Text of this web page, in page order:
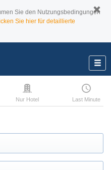
Sie den Nutzungsbedingungen
Sie hier für detaillierte
Nur Hotel Last Minute